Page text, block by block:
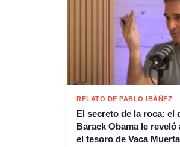
RELATO DE PABLO IBÁÑEZ
El secreto de la roca: el
Barack Obama le reveló
el tesoro de Vaca Muerta